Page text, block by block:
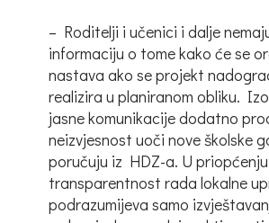
– Roditelji i učenici i dalje
informaciju o tome kako će se
nastava ako se projekt
realizira u planiranom obliku.
jasne komunikacije dodatno
neizvjesnost uoči nove školske
poručuju iz HDZ-a. U
transparentnost rada lokalne
podrazumijeva samo